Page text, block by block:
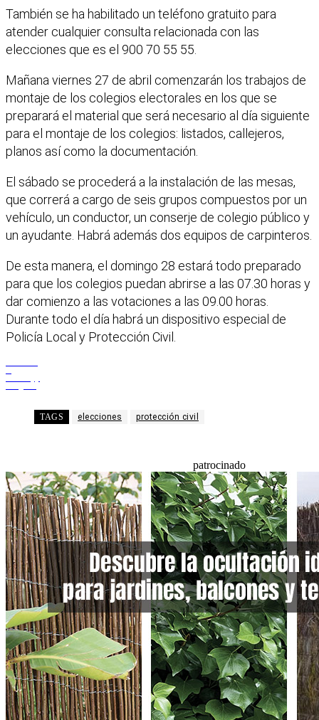
También se ha habilitado un teléfono gratuito para
atender cualquier consulta relacionada con las
elecciones que es el 900 70 55 55.
Mañana viernes 27 de abril comenzarán los trabajos de
montaje de los colegios electorales en los que se
preparará el material que será necesario al día siguiente
para el montaje de los colegios: listados, callejeros,
planos así como la documentación.
El sábado se procederá a la instalación de las mesas,
que correrá a cargo de seis grupos compuestos por un
vehículo, un conductor, un conserje de colegio público y
un ayudante. Habrá además dos equipos de carpinteros.
De esta manera, el domingo 28 estará todo preparado
para que los colegios puedan abrirse a las 07.30 horas y
dar comienzo a las votaciones a las 09.00 horas.
Durante todo el día habrá un dispositivo especial de
Policía Local y Protección Civil.
TAGS elecciones protección civil
patrocinado